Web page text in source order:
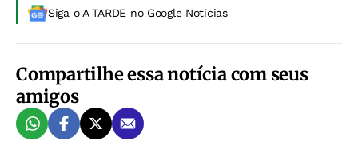
Siga o A TARDE no Google Noticias
Compartilhe essa notícia com seus
amigos